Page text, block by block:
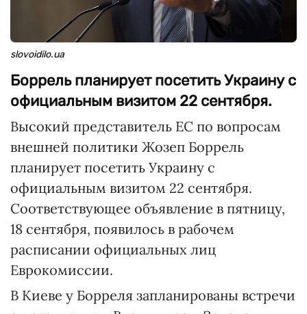
slovoidilo.ua
Боррель планирует посетить Украину с
официальным визитом 22 сентября.
Высокий представитель ЕС по вопросам
внешней политики Жозеп Боррель
планирует посетить Украину с
официальным визитом 22 сентября.
Соответствующее объявление в пятницу,
18 сентября, появилось в рабочем
расписании официальных лиц
Еврокомиссии.
В Киеве у Борреля запланированы встречи